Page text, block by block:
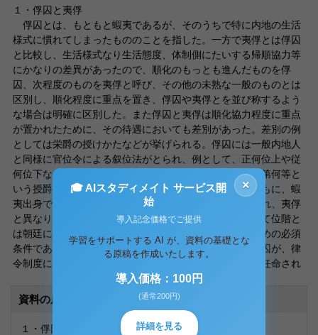
１・俘囚と夷俘
俘囚とは、もともと蝦夷であるが、そのうちで特に内地の生活
様式に慣れてしまったもののことを指した。一方で夷俘とは俘囚
と比較し、生活様式なり生活態度、体制側にたいする帰順協力等
にかなりの差異があったので、順化のもっとも進んだものを俘
囚、次程度のものを夷俘と呼び、その他の未熟な一般のものとは
区別し、順化程度に重点を置き、俘囚や夷俘とを並び称するよう
な場合は明確に区別した。また俘囚と夷俘は順化協力程度に重点
が置かれたために、その待遇においても差別があった。差別の例
としては栄爵の授けかたなどが挙げられる。俘囚には一般内地人
と同様に官位令による叙位法がとられ、例として、正何位上や従
何位下などが授けられた。一方で夷俘に対しては固有の第何等と
いう授爵法がとられた。上述のように俘囚は、夷俘とともに、蝦
夷出身であるにもかかわらず、正式な令制位官を授けられ、夷俘
と異なり律令制度において優遇された。律令制度において位階と
は朝廷における序列である。位階は官職に補任されるための必須
条件であった。したがって順化程度の高い蝦夷である俘囚が、律
令制度において位階を認められるということは、官職に任命され
資料の原本内容
１・俘囚と夷俘
×
🎓 AIスタディメイト サービス開
始
導入記念価格でご提供
学習をサポートする AI が、資料の基礎とな
る原稿を作成いたします。
導入価格：100円
(通常200円)
詳細を見る